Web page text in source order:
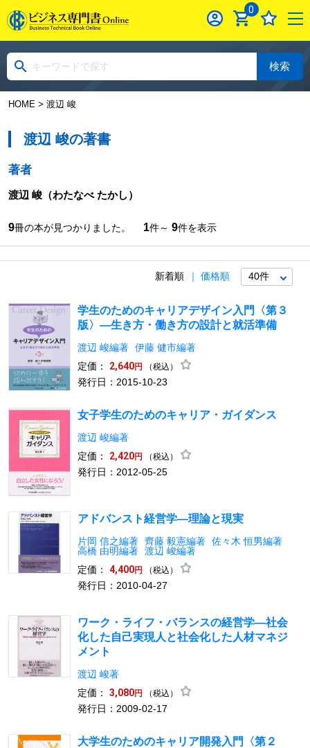
0
検索
HOME> 渡辺 峻
渡辺 峻の著書
著者
渡辺 峻（わたなべ たかし）
9冊の本が見つかりました。 1件～ 9件を表示
新着順 価格順
学生のためのキャリアデザイン入門〈第３
版〉―生き方・働き方の設計と就活準備
渡辺 峻編著 伊藤 健市編著
定価：
2,640円 （税込）
発行日：2015-10-23
女子学生のためのキャリア・ガイダンス
渡辺 峻編著
定価：
2,420円 （税込）
発行日：2012-05-25
アドバンスト経営学―理論と現実
片岡 信之編著 齊藤 毅憲編著 佐々木 恒男編著
高橋 由明編著 渡辺 峻編著
定価：
4,400円 （税込）
発行日：2010-04-27
ワーク・ライフ・バランスの経営学―社会
化した自己実現人と社会化した人材マネジ
メント
渡辺 峻著
定価：
3,080円 （税込）
発行日：2009-02-17
大学生のためのキャリア開発入門〈第２